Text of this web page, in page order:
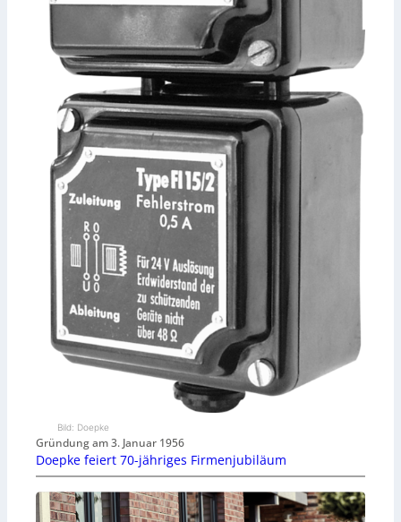
Bild: Doepke
Gründung am 3. Januar 1956
Doepke feiert 70-jähriges Firmenjubiläum